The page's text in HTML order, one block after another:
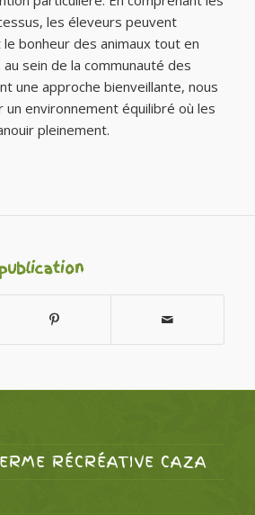
les éleveurs peuvent
bonheur des animaux tout en
sein de la communauté des
une approche bienveillante, nous
un environnement équilibré où les
pleinement.
RÉCRÉATIVE CAZA